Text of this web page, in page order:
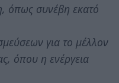
όπως συνέβη εκατό
για το μέλλον
όπου η ενέργεια